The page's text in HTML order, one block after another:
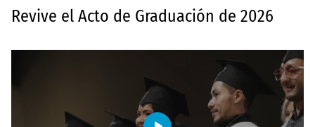
Revive el Acto de Graduación de 2026